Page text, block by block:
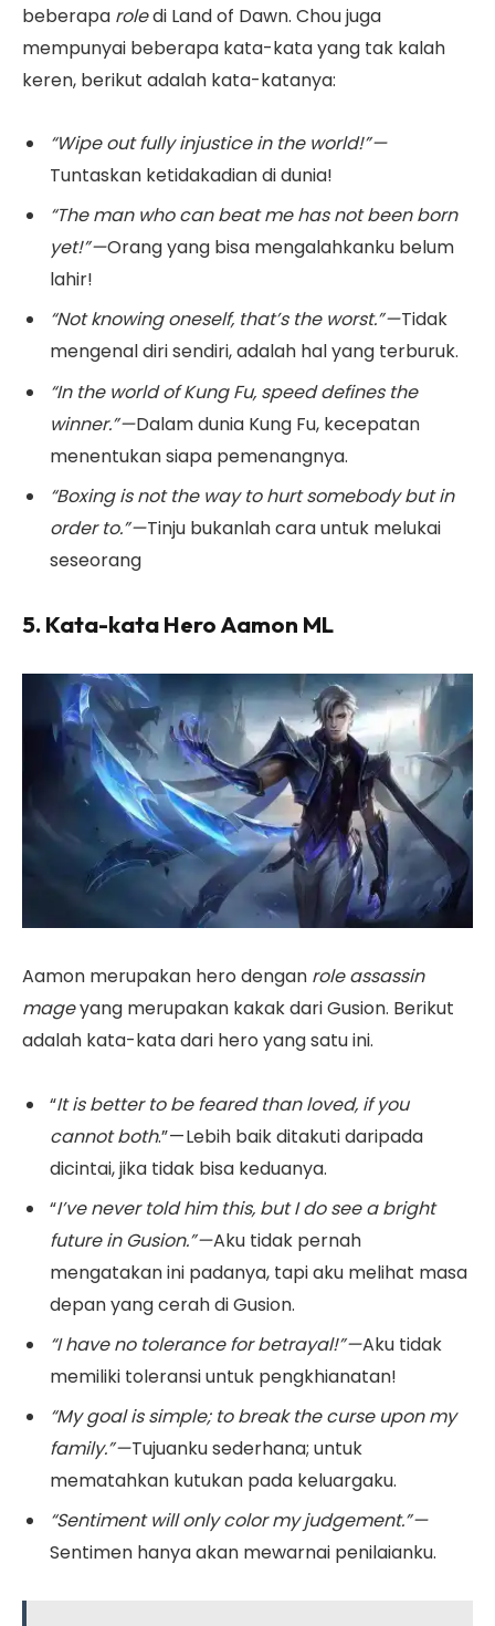
beberapa roledi Land of Dawn. Chou juga
mempunyai beberapa kata-kata yang tak kalah
keren, berikut adalah kata-katanya:
“Wipe out fully injustice in the world!” —
Tuntaskan ketidakadian di dunia!
“The man who can beat me has not been born
yet!” —Orang yang bisa mengalahkanku belum
lahir!
“Not knowing oneself, that’s the worst.” —Tidak
mengenal diri sendiri, adalah hal yang terburuk.
“In the world of Kung Fu, speed defines the
winner.” —Dalam dunia Kung Fu, kecepatan
menentukan siapa pemenangnya.
“Boxing is not the way to hurt somebody but in
order to.” —Tinju bukanlah cara untuk melukai
seseorang
5. Kata-kata Hero Aamon ML
Aamon merupakan hero dengan role assassin
mageyang merupakan kakak dari Gusion. Berikut
adalah kata-kata dari hero yang satu ini.
“It is better to be feared than loved, if you
cannot both.” — Lebih baik ditakuti daripada
dicintai, jika tidak bisa keduanya.
“I’ve never told him this, but I do see a bright
future in Gusion.” —Aku tidak pernah
mengatakan ini padanya, tapi aku melihat masa
depan yang cerah di Gusion.
“I have no tolerance for betrayal!” —Aku tidak
memiliki toleransi untuk pengkhianatan!
“My goal is simple; to break the curse upon my
family.” —Tujuanku sederhana; untuk
mematahkan kutukan pada keluargaku.
“Sentiment will only color my judgement.” —
Sentimen hanya akan mewarnai penilaianku.